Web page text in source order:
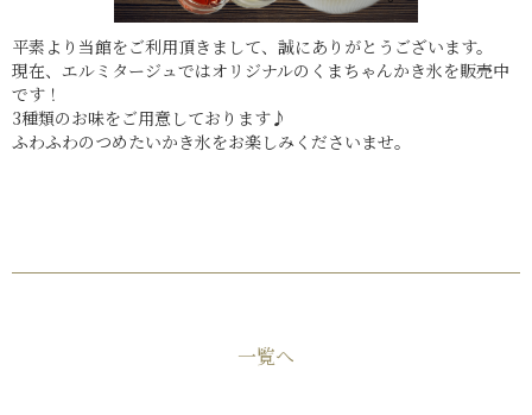
平素より当館をご利用頂きまして、誠にありがとうございます。
現在、エルミタージュではオリジナルのくまちゃんかき氷を販売中
です！
3種類のお味をご用意しております♪
ふわふわのつめたいかき氷をお楽しみくださいませ。
一覧へ